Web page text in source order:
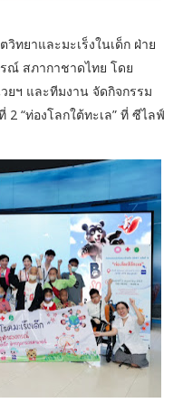
ทยาและมะเร็งในเด็ก ฝ่าย
ณ์ สภากาชาดไทย โดย
ฯ และทีมงาน จัดกิจกรรม
2 “ท่องโลกใต้ทะเล” ที่ ซีไลฟ์